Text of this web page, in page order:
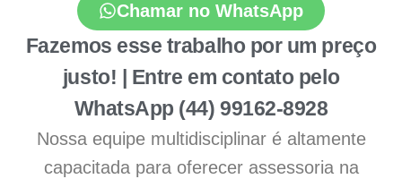
Chamar no WhatsApp
Fazemos esse trabalho por um preço
justo! | Entre em contato pelo
WhatsApp (44) 99162-8928
Nossa equipe multidisciplinar é altamente
capacitada para oferecer assessoria na